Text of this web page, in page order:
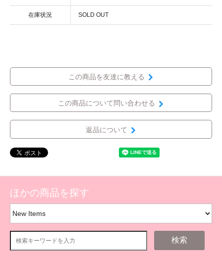
在庫状況 SOLD OUT
この商品を友達に教える
この商品について問い合わせる
返品について
ほかの商品を探す
検索